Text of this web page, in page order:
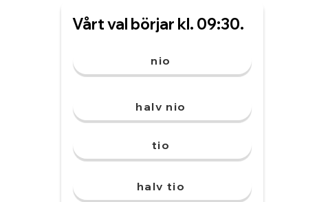
Vårt val börjar kl. 09:30.
nio
halv nio
tio
halv tio